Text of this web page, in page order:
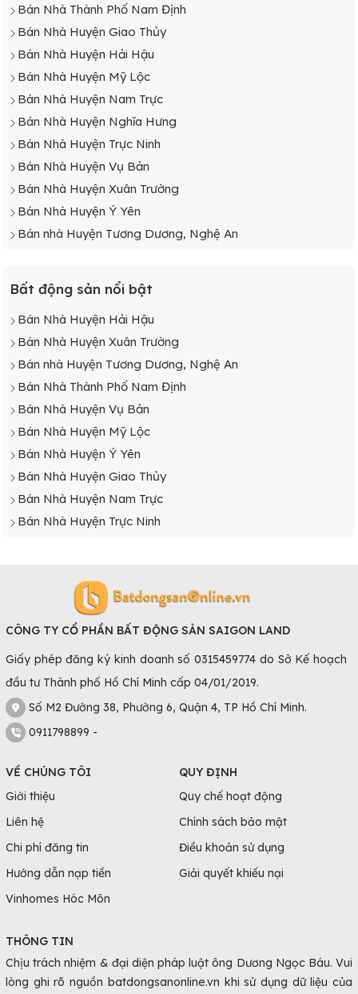
Bán Nhà Xã Hải Ninh
Bán Nhà Xã Hải Phong
Bán Nhà Xã Hải Phú
Bán Nhà Xã Hải Phúc
Bán Nhà Xã Hải Phương
Bán Nhà Xã Hải Quang
Bán Nhà Xã Hải Sơn
Bán Nhà Xã Hải Tân
Bán Nhà Xã Hải Tây
Bán Nhà Xã Hải Thanh
Bán Nhà Xã Hải Toàn
Bán Nhà Xã Hải Trung
Bán Nhà Xã Hải Vân
Bán Nhà Xã Hải Xuân
Bán Nhà Thành Phố Nam Định
Bán Nhà Huyện Giao Thủy
Bán Nhà Huyện Hải Hậu
Bán Nhà Huyện Mỹ Lộc
Bán Nhà Huyện Nam Trực
Bán Nhà Huyện Nghĩa Hưng
Bán Nhà Huyện Trực Ninh
Bán Nhà Huyện Vụ Bản
Bán Nhà Huyện Xuân Trường
Bán Nhà Huyện Ý Yên
Bán nhà Huyện Tương Dương, Nghệ An
Bất động sản nổi bật
Bán Nhà Huyện Hải Hậu
Bán Nhà Huyện Xuân Trường
Bán nhà Huyện Tương Dương, Nghệ An
Bán Nhà Thành Phố Nam Định
Bán Nhà Huyện Vụ Bản
Bán Nhà Huyện Mỹ Lộc
Bán Nhà Huyện Ý Yên
Bán Nhà Huyện Giao Thủy
Bán Nhà Huyện Nam Trực
Bán Nhà Huyện Trực Ninh
CÔNG TY CỔ PHẦN BẤT ĐỘNG SẢN SAIGON LAND
Giấy phép đăng ký kinh doanh số 0315459774 do Sở Kế hoạch
đầu tư Thành phố Hồ Chí Minh cấp 04/01/2019.
Số M2 Đường 38, Phường 6, Quận 4, TP Hồ Chí Minh.
0911798899 -
VỀ CHÚNG TÔI
Giới thiệu
Liên hệ
Chi phí đăng tin
Hướng dẫn nạp tiền
Vinhomes Hóc Môn
QUY ĐỊNH
Quy chế hoạt động
Chính sách bảo mật
Điều khoản sử dụng
Giải quyết khiếu nại
THÔNG TIN
Chịu trách nhiệm & đại diện pháp luật ông Dương Ngọc Báu. Vui
lòng ghi rõ nguồn batdongsanonline.vn khi sử dụng dữ liệu của